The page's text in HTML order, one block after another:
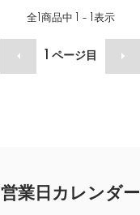
全1 商品中 1 - 1 表示
ページ目
営業日カレンダー